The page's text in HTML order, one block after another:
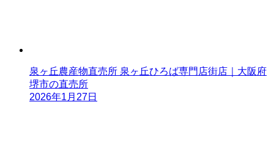
泉ヶ丘農産物直売所 泉ヶ丘ひろば専門店街店｜大阪府
堺市の直売所
2026年1月27日